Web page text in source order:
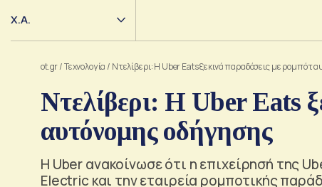
Χ.Α.
ot.gr/Τεχνολογία / Ντελίβερι: Η Uber Eats ξεκινά παραδόσεις με ρομπότ
Ντελίβερι: Η Uber Eats
αυτόνομης οδήγησης
Η Uber ανακοίνωσε ότι η επιχείρησή της
Electric και την εταιρεία ρομποτικής